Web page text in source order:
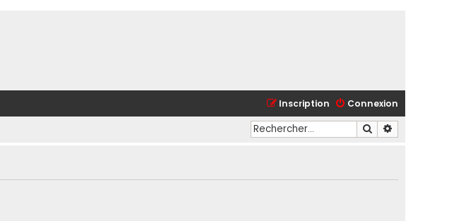
Connexion
Inscription
Rechercher